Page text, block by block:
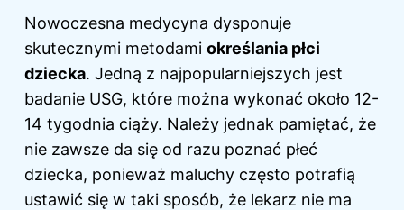
Nowoczesna medycyna dysponuje
skutecznymi metodami określania płci
dziecka. Jedną z najpopularniejszych jest
badanie USG, które można wykonać około 12-
14 tygodnia ciąży. Należy jednak pamiętać, że
nie zawsze da się od razu poznać płeć
dziecka, ponieważ maluchy często potrafią
ustawić się w taki sposób, że lekarz nie ma